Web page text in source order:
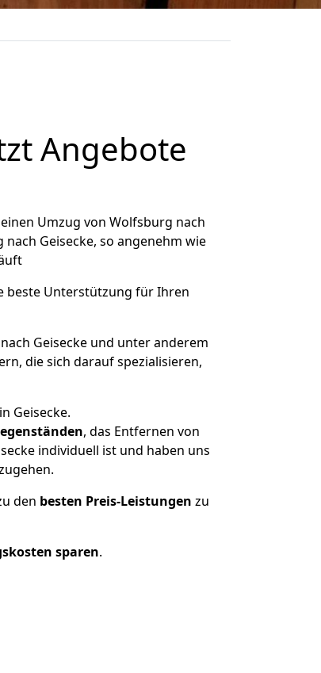
Angebote
Umzug von Wolfsburg nach
Geisecke, so angenehm wie
beste Unterstützung für Ihren
Geisecke und unter anderem
die sich darauf spezialisieren,
Geisecke.
, das Entfernen von
individuell ist und haben uns
den besten Preis-Leistungen zu
sparen.